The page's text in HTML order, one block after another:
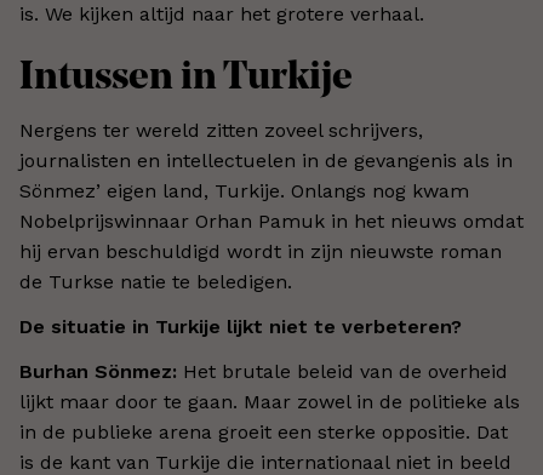
is. We kijken altijd naar het grotere verhaal.
Intussen in Turkije
Nergens ter wereld zitten zoveel schrijvers,
journalisten en intellectuelen in de gevangenis als in
Sönmez’ eigen land, Turkije. Onlangs nog kwam
Nobelprijswinnaar Orhan Pamuk in het nieuws omdat
hij ervan beschuldigd wordt in zijn nieuwste roman
de Turkse natie te beledigen.
De situatie in Turkije lijkt niet te verbeteren?
Burhan Sönmez: Het brutale beleid van de overheid
lijkt maar door te gaan. Maar zowel in de politieke als
in de publieke arena groeit een sterke oppositie. Dat
is de kant van Turkije die internationaal niet in beeld